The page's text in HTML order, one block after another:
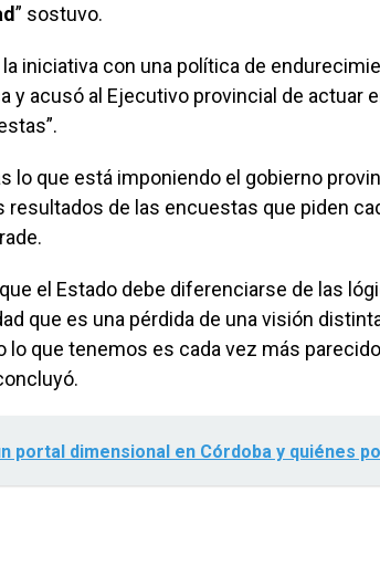
” sostuvo.
iniciativa con una política de
y acusó al Ejecutivo provincial de actuar
lo que está imponiendo el gobierno
resultados de las encuestas que piden
el Estado debe diferenciarse de las
que es una pérdida de una visión
lo que tenemos es cada vez más
portal dimensional en Córdoba y quiénes